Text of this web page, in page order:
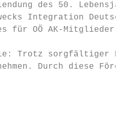
des 50.
Integration
für OÖ AK-Mitglieder
Trotz sorgfältiger
Durch diese